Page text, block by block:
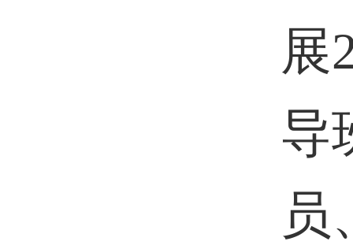
展
导
员